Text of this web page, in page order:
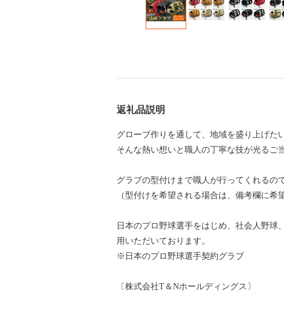
返礼品説明
グローブ作りを通して、地域を盛り上げたい
そんな熱い想いと職人の丁寧な技が光るご
グラブの型付けまで職人が行ってくれるの
（型付けを希望される場合は、備考欄に希
日本のプロ野球選手をはじめ、社会人野球
用いただいております。
※日本のプロ野球選手契約グラブ
〔株式会社T＆Nホールディングス〕